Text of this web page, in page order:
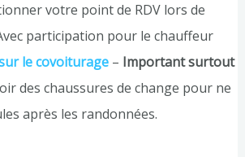
votre point de RDV lors de
participation pour le chauffeur
le covoiturage– Important surtout
des chaussures de change pour ne
après les randonnées.